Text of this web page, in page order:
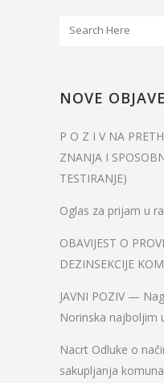
NOVE OBJAVE
P O Z I V NA
ZNANJA I
TESTIRANJE)
Oglas za prijam u
OBAVIJEST O
DEZINSEKCIJE
JAVNI POZIV —
Norinska najboljim
Nacrt Odluke o
sakupljanja